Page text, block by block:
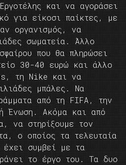
και να αγοράσει
για είκοσι παίκτες, με
οργανισμός, να
σωματεία. Άλλο
που θα πληρώσει
30-40 ευρώ και άλλο
τη Nike και να
μπάλες. Να
από τη FIFA, την
Ένωση. Ακόμα και από
να στηρίξουμε τον
ο οποίος τα τελευταία
συμβεί με τα
το έργο του. Τα δυο